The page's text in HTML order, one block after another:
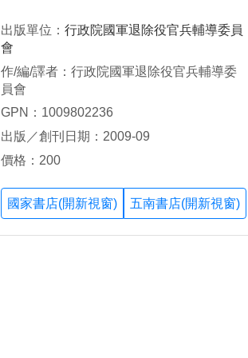
出版單位： 行政院國軍退除役官兵輔導委員
會
作/編/譯者：行政院國軍退除役官兵輔導委
員會
GPN：1009802236
出版／創刊日期：2009-09
價格：200
國家書店(開新視窗) 五南書店(開新視窗)